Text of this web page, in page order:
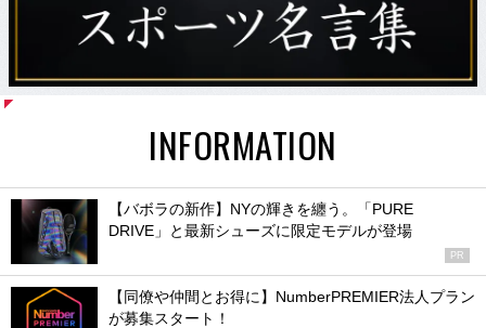
INFORMATION
【バボラの新作】NYの輝きを纏う。「PURE
DRIVE」と最新シューズに限定モデルが登場
PR
【同僚や仲間とお得に】NumberPREMIER法人プラン
が募集スタート！